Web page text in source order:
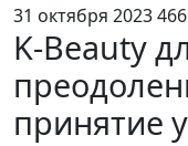
31 октября 2023466
K-Beauty
принятие